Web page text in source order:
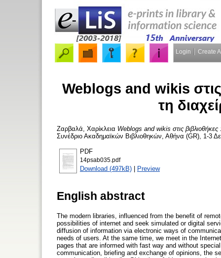
Login Create
Weblogs and wikis στις
τη
Ζαρβαλά, Χαρίκλεια Weblogs and wikis στις βιβλιοθήκες
Συνέδριο Ακαδημαϊκών Βιβλιοθηκών, Αθήνα (GR), 1-3
PDF
14psab035.pdf
Download (497kB) | Preview
English abstract
The modern libraries, influenced from the benefit of
possibilities of internet and seek simulated or digital
diffusion of information via electronic ways of
needs of users. At the same time, we meet in the
pages that are informed with fast way and without
communication, briefing and exchange of opinions, the